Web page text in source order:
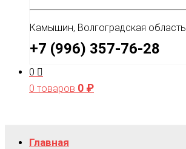
Камышин, Волгоградская область
+7 (996) 357-76-28
0
0 товаров 0 ₽
Главная